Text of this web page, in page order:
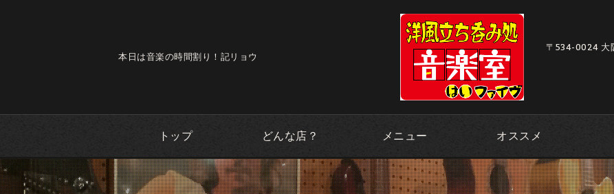
本日は音楽の時間割り！記リョウ
〒534-0024 大
トップ どんな店？ メニュー オススメ